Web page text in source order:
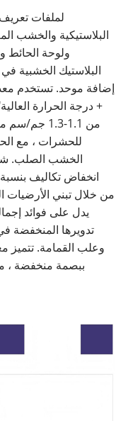
لملفات تعريف
ولوحة الحائط
إضافة موحد. تستخدم
+ درجة الحرارة
من 1.1-1.3
للحشرات ، مع
الخشب الصلب.
من خلال تبني الأرضيات
يدل على فوائد
تدويرها المنخفضة
ببصمة منخفضة ،